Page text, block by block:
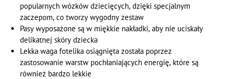
popularnych wózków dziecięcych, dzięki specjalnym
zaczepom, co tworzy wygodny zestaw
Pasy wyposażone są w miękkie nakładki, aby nie uciskały
delikatnej skóry dziecka
Lekka waga fotelika osiągnięta została poprzez
zastosowanie warstw pochłaniających energię, które są
również bardzo lekkie